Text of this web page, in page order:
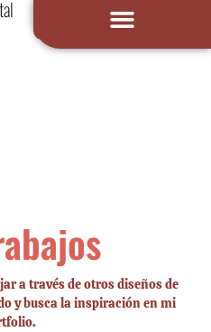
a través de otros diseños de
y busca la inspiración en mi